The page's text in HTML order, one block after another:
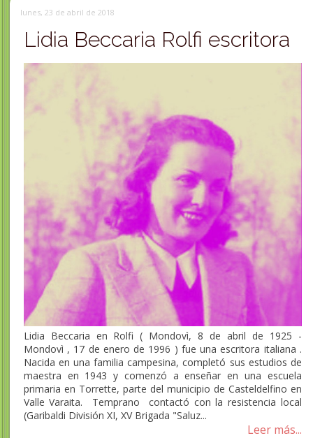
lunes, 23 de abril de 2018
Lidia Beccaria Rolfi escritora
Lidia Beccaria en Rolfi ( Mondovì, 8 de abril de 1925 -
Mondovì , 17 de enero de 1996 ) fue una escritora italiana .
Nacida en una familia campesina, completó sus estudios de
maestra en 1943 y comenzó a enseñar en una escuela
primaria en Torrette, parte del municipio de Casteldelfino en
Valle Varaita. Temprano contactó con la resistencia local
(Garibaldi División XI, XV Brigada "Saluz...
Leer más...